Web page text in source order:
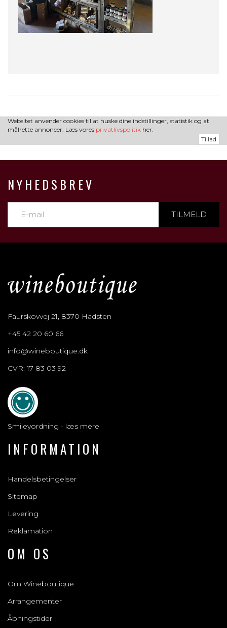
Websitet anvender cookies til at huske dine indstillinger, statistik og at
målrette annoncer. Læs vores privatlivspolitik her.
Tillad
NYHEDSBREV
TILMELD
Faurskovvej 21, 8370 Hadsten
+45 42 20 60 66
info@wineboutique.dk
CVR: 17 83 03 92
Smileyordning - læs mere
INFORMATION
Handelsbetingelser
Sitemap
Levering
Reklamation
OM OS
Om Wineboutique
Arrangementer
Åbningstider